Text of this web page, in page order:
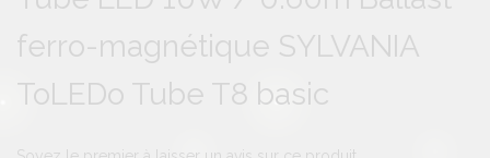
of
the
images
gallery
of
the
images
gallery
ferro-magnétique SYLVANIA
ToLEDo Tube T8 basic